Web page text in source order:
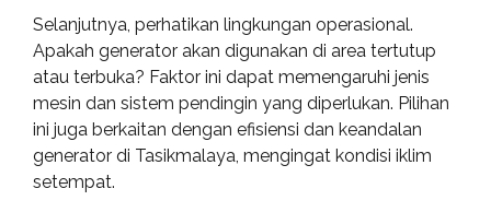
Selanjutnya, perhatikan lingkungan operasional.
Apakah generator akan digunakan di area tertutup
atau terbuka? Faktor ini dapat memengaruhi jenis
mesin dan sistem pendingin yang diperlukan. Pilihan
ini juga berkaitan dengan efisiensi dan keandalan
generator di Tasikmalaya, mengingat kondisi iklim
setempat.